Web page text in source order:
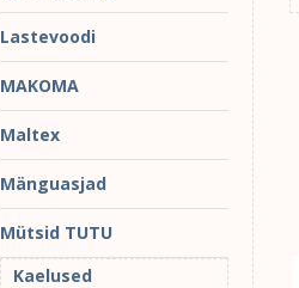
Lastevoodi
MAKOMA
Maltex
Mänguasjad
Mütsid TUTU
Kaelused